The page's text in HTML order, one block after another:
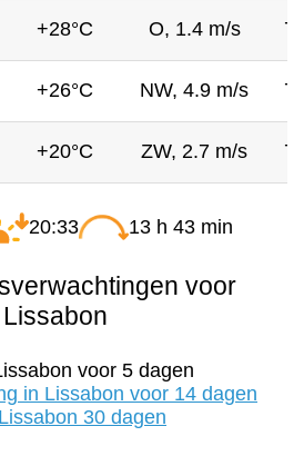
+28°C O, 1.4 m/s
+26°C NW, 4.9 m/s
+20°C ZW, 2.7 m/s
20:33 13 h 43 min
voor
Lissabon
voor 5 dagen
in Lissabon voor 14 dagen
30 dagen